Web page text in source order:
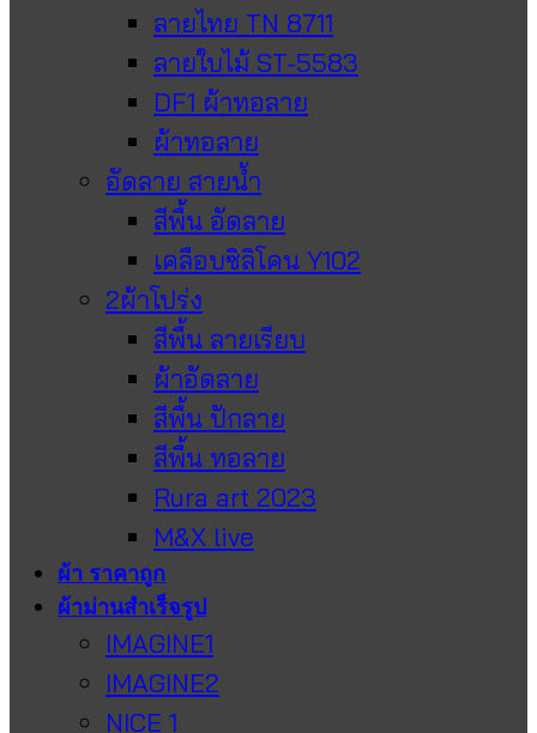
ลายไทย TN 8711
ลายใบไม้ ST-5583
DF1 ผ้าทอลาย
ผ้าทอลาย
อัดลาย สายน้ำ
สีพื้น อัดลาย
เคลือบซิลิโคน Y102
2ผ้าโปร่ง
สีพื้น ลายเรียบ
ผ้าอัดลาย
สีพื้น ปักลาย
สีพื้น ทอลาย
Rura art 2023
M&X live
ผ้า ราคาถูก
ผ้าม่านสำเร็จรูป
IMAGINE1
IMAGINE2
NICE 1